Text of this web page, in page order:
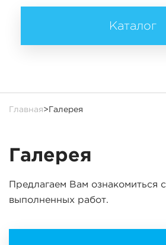
Каталог
Главная> Галерея
Галерея
Предлагаем Вам ознакомиться
выполненных работ.